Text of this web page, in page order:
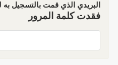
البريدي الذي قمت بالتسجيل به
فقدت كلمة المرور